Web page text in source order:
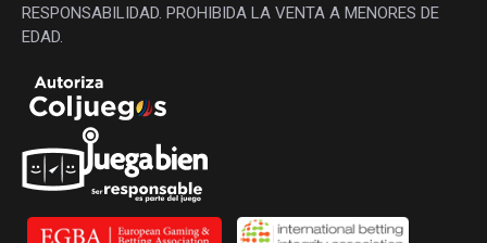
RESPONSABILIDAD. PROHIBIDA LA VENTA A MENORES DE
EDAD.